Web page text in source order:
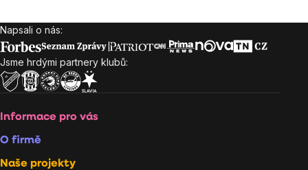
Zápatí
Napsali o nás:
Jsme hrdými partnery klubů:
Informace pro vás
O firmě
Naše projekty